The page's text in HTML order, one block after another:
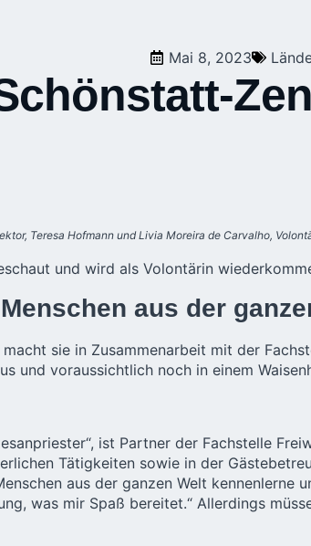
Mai 8, 2023
Teresa Hofmann und Livia Moreira de Carvalho,
und wird als Volontärin
aus der
sie in Zusammenarbeit mit der
und voraussichtlich noch in einem
ist Partner der Fachstelle
Tätigkeiten sowie in der
aus der ganzen Welt kennenlerne
was mir Spaß bereitet.“ Allerdings